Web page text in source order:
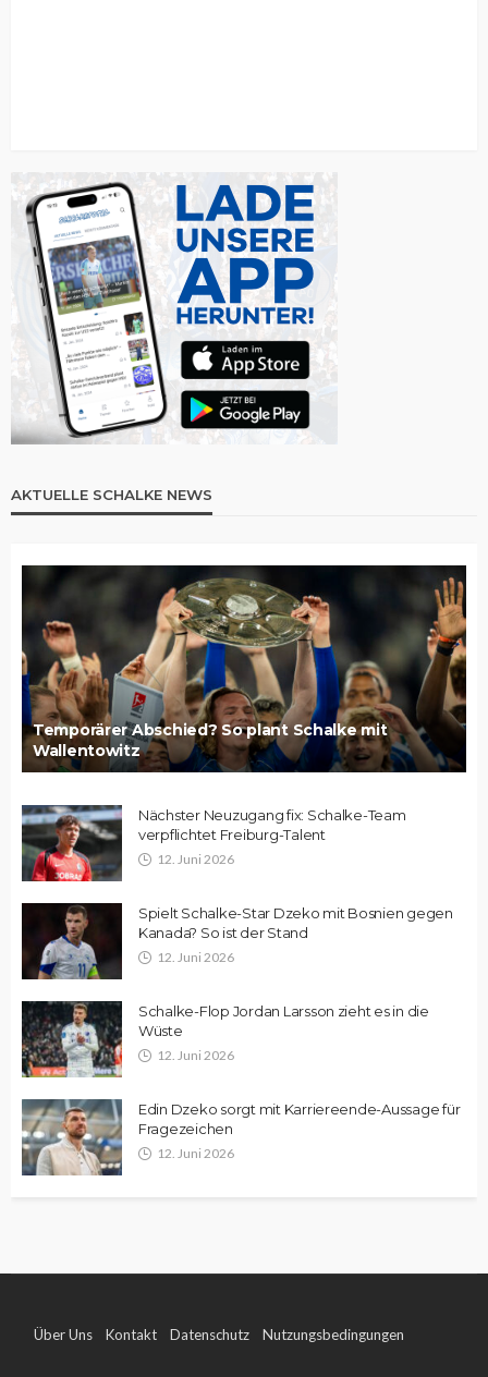
AKTUELLE SCHALKE NEWS
Temporärer Abschied? So plant Schalke mit
Wallentowitz
Nächster Neuzugang fix: Schalke-Team
verpflichtet Freiburg-Talent
12. Juni 2026
Spielt Schalke-Star Dzeko mit Bosnien gegen
Kanada? So ist der Stand
12. Juni 2026
Schalke-Flop Jordan Larsson zieht es in die
Wüste
12. Juni 2026
Edin Dzeko sorgt mit Karriereende-Aussage für
Fragezeichen
12. Juni 2026
Über Uns Kontakt Datenschutz Nutzungsbedingungen